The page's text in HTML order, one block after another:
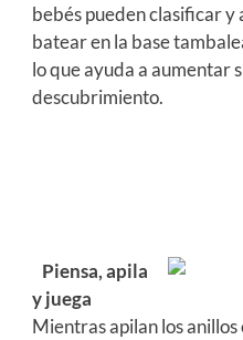
bebés pueden clasificar y
batear en la base
lo que ayuda a aumentar
descubrimiento.
Piensa, apila
y juega
Mientras apilan los anillos